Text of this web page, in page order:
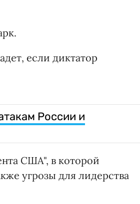
если диктатор
России и
США", в которой
угрозы для лидерства